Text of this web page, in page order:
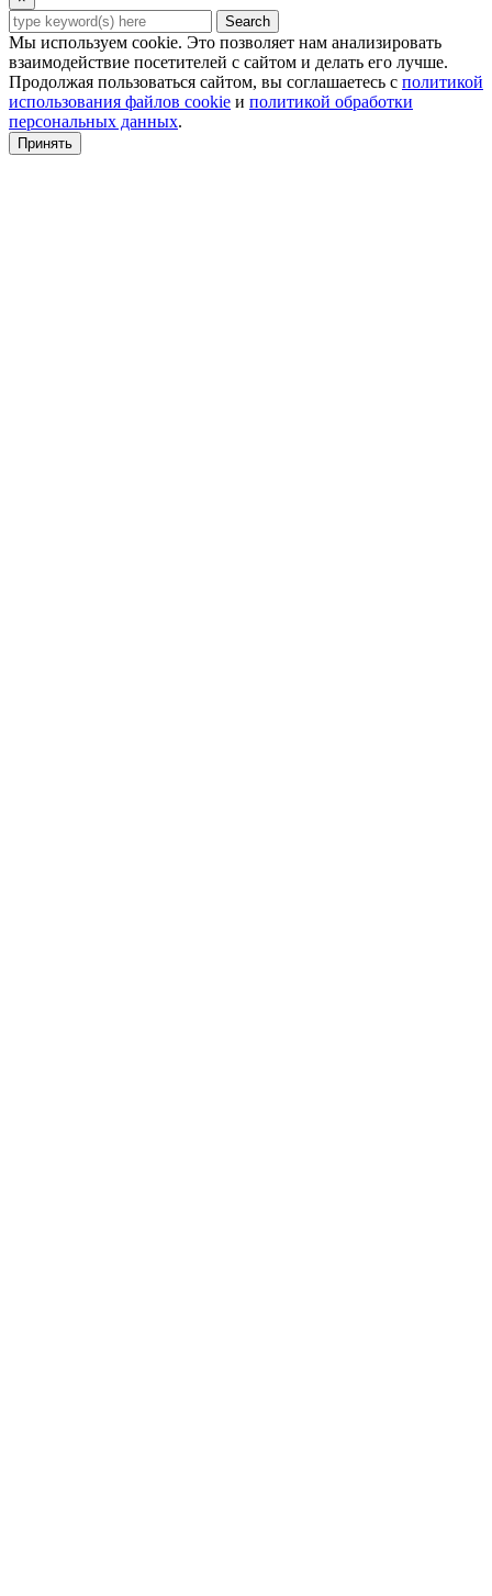
Search
Мы используем cookie. Это позволяет нам анализировать
взаимодействие посетителей с сайтом и делать его лучше.
Продолжая пользоваться сайтом, вы соглашаетесь с политикой
использования файлов cookie и политикой обработки
персональных данных.
Принять